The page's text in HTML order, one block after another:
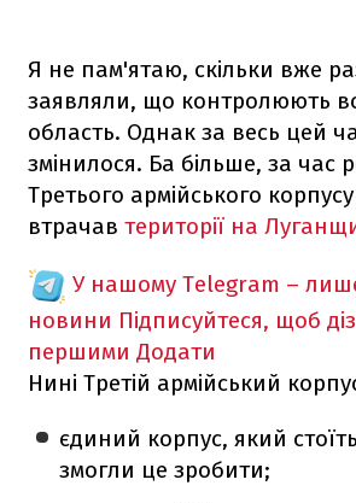
Я не пам'ятаю, скільки вже
заявляли, що контролюють
область. Однак за весь цей
змінилося. Ба більше, за час
Третього армійського
втрачав території на
У нашому Telegram –
новини Підписуйтеся, щоб
першими Додати
Нині Третій армійський
єдиний корпус, який
змогли це зробити;